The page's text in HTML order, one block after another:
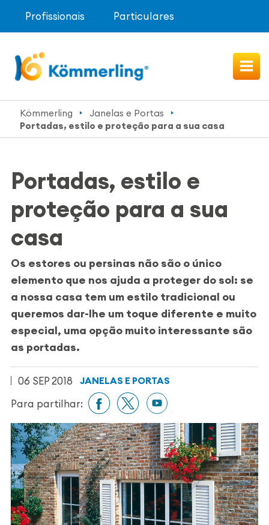
Profissionais Particulares
Kömmerling
Janelas e Portas
Portadas, estilo e proteção para a sua casa
Portadas, estilo e
proteção para a sua
casa
Os estores ou persinas não são o único
elemento que nos ajuda a proteger do sol: se
a nossa casa tem um estilo tradicional ou
queremos dar-lhe um toque diferente e muito
especial, uma opção muito interessante são
as portadas.
06 SEP 2018 JANELAS E PORTAS
Para partilhar: